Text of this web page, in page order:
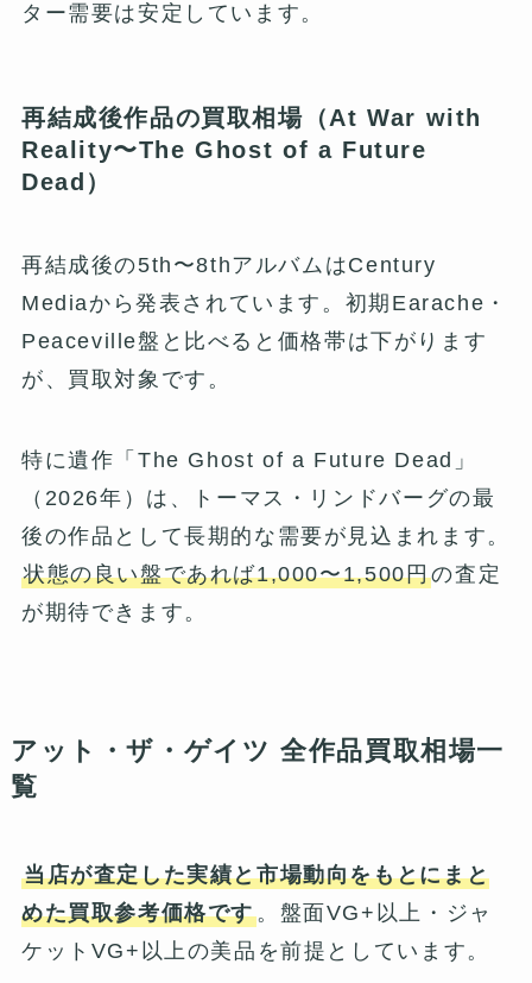
ター需要は安定しています。
再結成後作品の買取相場（At War with
Reality〜The Ghost of a Future
Dead）
再結成後の5th〜8thアルバムはCentury
Mediaから発表されています。初期Earache・
Peaceville盤と比べると価格帯は下がります
が、買取対象です。
特に遺作「The Ghost of a Future Dead」
（2026年）は、トーマス・リンドバーグの最
後の作品として長期的な需要が見込まれます。
状態の良い盤であれば1,000〜1,500円の査定
が期待できます。
アット・ザ・ゲイツ 全作品買取相場一
覧
当店が査定した実績と市場動向をもとにまと
めた買取参考価格です。盤面VG+以上・ジャ
ケットVG+以上の美品を前提としています。